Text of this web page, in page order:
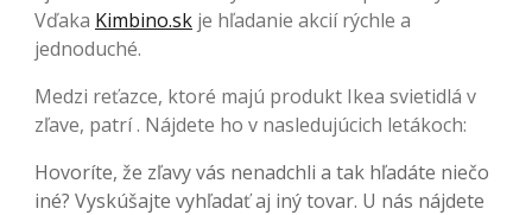
Vďaka Kimbino.sk je hľadanie akcií rýchle a
jednoduché.
Medzi reťazce, ktoré majú produkt Ikea svietidlá v
zľave, patrí . Nájdete ho v nasledujúcich letákoch:
Hovoríte, že zľavy vás nenadchli a tak hľadáte niečo
iné? Vyskúšajte vyhľadať aj iný tovar. U nás nájdete